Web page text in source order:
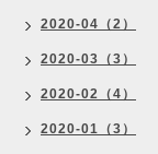
2020-04（2）
2020-03（3）
2020-02（4）
2020-01（3）